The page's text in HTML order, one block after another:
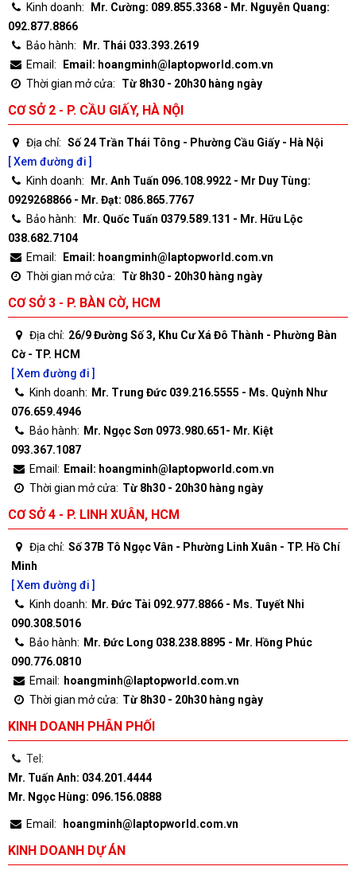
Kinh doanh:
Mr. Cường: 089.855.3368 - Mr. Nguyễn Quang:
092.877.8866
Bảo hành:
Mr. Thái 033.393.2619
Email:
Email: hoangminh@laptopworld.com.vn
Thời gian mở cửa:
Từ 8h30 - 20h30 hàng ngày
CƠ SỞ 2 - P. CẦU GIẤY, HÀ NỘI
Địa chỉ: Số 24 Trần Thái Tông - Phường Cầu Giấy - Hà Nội
[ Xem đường đi ]
Kinh doanh:
Mr. Anh Tuấn 096.108.9922 - Mr Duy Tùng:
0929268866 - Mr. Đạt: 086.865.7767
Bảo hành:
Mr. Quốc Tuấn 0379.589.131 - Mr. Hữu Lộc
038.682.7104
Email:
Email: hoangminh@laptopworld.com.vn
Thời gian mở cửa:
Từ 8h30 - 20h30 hàng ngày
CƠ SỞ 3 - P. BÀN CỜ, HCM
Địa chỉ: 26/9 Đường Số 3, Khu Cư Xá Đô Thành - Phường Bàn
Cờ - TP. HCM
[ Xem đường đi ]
Kinh doanh: Mr. Trung Đức 039.216.5555 - Ms. Quỳnh Như
076.659.4946
Bảo hành: Mr. Ngọc Sơn 0973.980.651- Mr. Kiệt
093.367.1087
Email: Email: hoangminh@laptopworld.com.vn
Thời gian mở cửa: Từ 8h30 - 20h30 hàng ngày
CƠ SỞ 4 - P. LINH XUÂN, HCM
Địa chỉ: Số 37B Tô Ngọc Vân - Phường Linh Xuân - TP. Hồ Chí
Minh
[ Xem đường đi ]
Kinh doanh: Mr. Đức Tài 092.977.8866 - Ms. Tuyết Nhi
090.308.5016
Bảo hành: Mr. Đức Long 038.238.8895 - Mr. Hồng Phúc
090.776.0810
Email: hoangminh@laptopworld.com.vn
Thời gian mở cửa: Từ 8h30 - 20h30 hàng ngày
KINH DOANH PHÂN PHỐI
Tel:
Mr. Tuấn Anh: 034.201.4444
Mr. Ngọc Hùng: 096.156.0888
Email: hoangminh@laptopworld.com.vn
KINH DOANH DỰ ÁN